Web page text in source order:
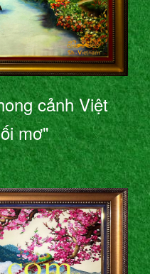
cảnh Việt
mơ"